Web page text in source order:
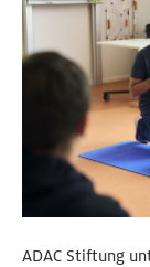
ADAC Stiftung